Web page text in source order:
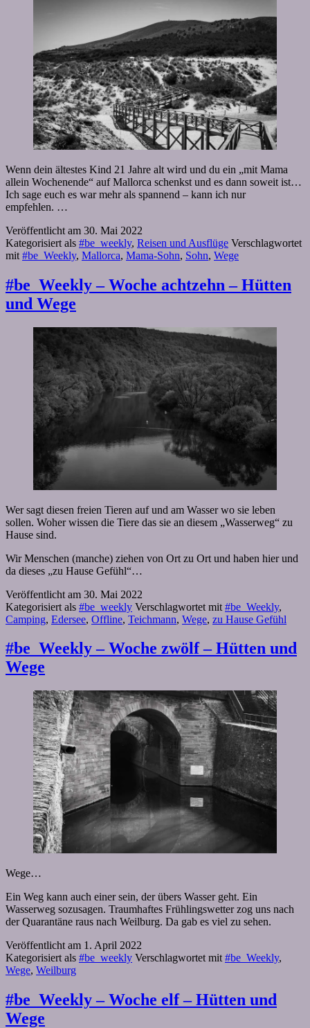
Wenn dein ältestes Kind 21 Jahre alt wird und du ein „mit Mama
allein Wochenende“ auf Mallorca schenkst und es dann soweit ist…
Ich sage euch es war mehr als spannend – kann ich nur
empfehlen. …
Veröffentlicht am 30. Mai 2022
Kategorisiert als #be_weekly, Reisen und Ausflüge Verschlagwortet
mit #be_Weekly, Mallorca, Mama-Sohn, Sohn, Wege
#be_Weekly – Woche achtzehn – Hütten
und Wege
Wer sagt diesen freien Tieren auf und am Wasser wo sie leben
sollen. Woher wissen die Tiere das sie an diesem „Wasserweg“ zu
Hause sind.
Wir Menschen (manche) ziehen von Ort zu Ort und haben hier und
da dieses „zu Hause Gefühl“…
Veröffentlicht am 30. Mai 2022
Kategorisiert als #be_weekly Verschlagwortet mit #be_Weekly,
Camping, Edersee, Offline, Teichmann, Wege, zu Hause Gefühl
#be_Weekly – Woche zwölf – Hütten und
Wege
Wege…
Ein Weg kann auch einer sein, der übers Wasser geht. Ein
Wasserweg sozusagen. Traumhaftes Frühlingswetter zog uns nach
der Quarantäne raus nach Weilburg. Da gab es viel zu sehen.
Veröffentlicht am 1. April 2022
Kategorisiert als #be_weekly Verschlagwortet mit #be_Weekly,
Wege, Weilburg
#be_Weekly – Woche elf – Hütten und
Wege